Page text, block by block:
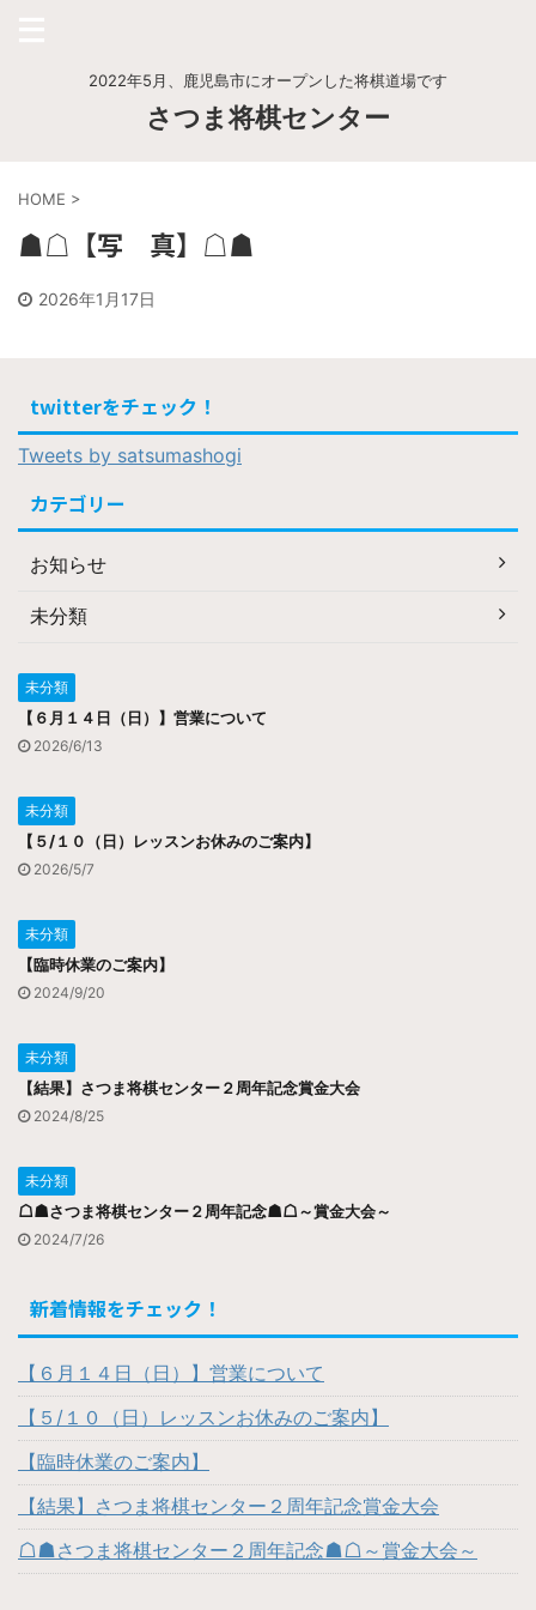
2022年5月、鹿児島市にオープンした将棋道場です
さつま将棋センター
HOME >
☗☖【写 真】☖☗
2026年1月17日
twitterをチェック！
Tweets by satsumashogi
カテゴリー
お知らせ
未分類
未分類
【６月１４日（日）】営業について
2026/6/13
未分類
【５/１０（日）レッスンお休みのご案内】
2026/5/7
未分類
【臨時休業のご案内】
2024/9/20
未分類
【結果】さつま将棋センター２周年記念賞金大会
2024/8/25
未分類
☖☗さつま将棋センター２周年記念☗☖～賞金大会～
2024/7/26
新着情報をチェック！
【６月１４日（日）】営業について
【５/１０（日）レッスンお休みのご案内】
【臨時休業のご案内】
【結果】さつま将棋センター２周年記念賞金大会
☖☗さつま将棋センター２周年記念☗☖～賞金大会～